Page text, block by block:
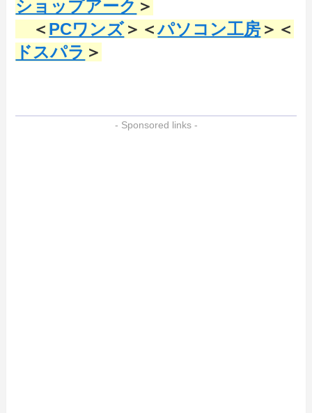
ショップアーク ＞
＜ PCワンズ＞＜パソコン工房 ＞＜
ドスパラ ＞
- Sponsored links -